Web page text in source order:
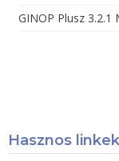
GINOP Plusz 3.2.1
Hasznos linkek